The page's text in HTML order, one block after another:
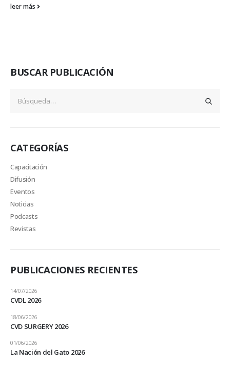
leer más
BUSCAR PUBLICACIÓN
CATEGORÍAS
Capacitación
Difusión
Eventos
Noticias
Podcasts
Revistas
PUBLICACIONES RECIENTES
CVDL 2026
14/07/2026
CVD SURGERY 2026
18/06/2026
La Nación del Gato 2026
01/06/2026